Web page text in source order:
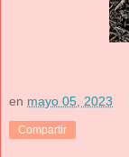
en mayo 05, 2023
Compartir